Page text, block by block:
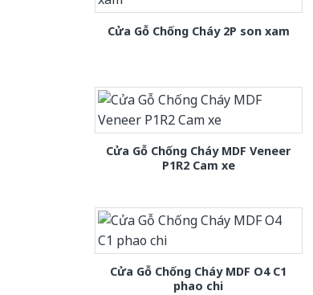
Cửa Gỗ Chống Cháy 2P son xam
Cửa Gỗ Chống Cháy MDF Veneer
P1R2 Cam xe
Cửa Gỗ Chống Cháy MDF O4 C1
phao chi